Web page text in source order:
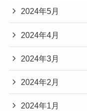
2024年5月
2024年4月
2024年3月
2024年2月
2024年1月